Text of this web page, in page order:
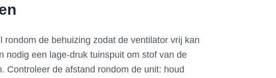
de behuizing zodat de ventilator vrij kan
nodig een lage-druk tuinspuit om stof van de
Controleer de afstand rondom de unit: houd